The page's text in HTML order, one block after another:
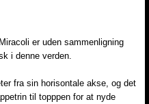
er uden sammenligning
i denne verden.
fra sin horisontale akse, og det
til topppen for at nyde